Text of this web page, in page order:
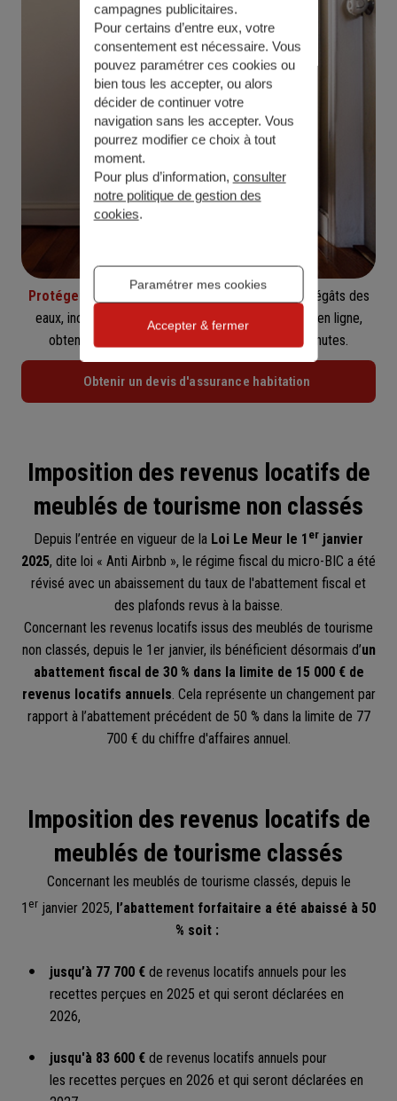
Protégez votre logement
contre les imprévus : dégâts des
eaux, incendies, cambriolages… Grâce à notre outil en ligne,
obtenez un
en quelques minutes.
Obtenir un devis d'assurance habitation
Imposition des revenus locatifs de
meublés de tourisme non classés
Depuis l’entrée en vigueur de la Loi Le Meur le 1 er janvier
2025, dite loi « Anti Airbnb », le régime fiscal du micro-BIC a été
révisé avec un abaissement du taux de l'abattement fiscal et
des plafonds revus à la baisse.
Concernant les revenus locatifs issus des meublés de tourisme
non classés, depuis le 1er janvier, ils bénéficient désormais d’un
abattement fiscal de 30 % dans la limite de 15 000 € de
revenus locatifs annuels. Cela représente un changement par
rapport à l’abattement précédent de 50 % dans la limite de 77
700 € du chiffre d'affaires annuel.
Imposition des revenus locatifs de
meublés de tourisme classés
Concernant les meublés de tourisme classés, depuis le
1 er janvier 2025, l’abattement forfaitaire a été abaissé à 50
% soit :
jusqu’à 77 700 € de revenus locatifs annuels pour les
recettes perçues en 2025 et qui seront déclarées en
2026,
jusqu'à 83 600 € de revenus locatifs annuels pour
les recettes perçues en 2026 et qui seront déclarées en
campagnes publicitaires.
Pour certains d’entre eux, votre
consentement est nécessaire. Vous
pouvez paramétrer ces cookies ou
bien tous les accepter, ou alors
décider de continuer votre
navigation sans les accepter. Vous
pourrez modifier ce choix à tout
moment.
Pour plus d’information, consulter
notre politique de gestion des
cookies.
Paramétrer mes cookies
Accepter & fermer